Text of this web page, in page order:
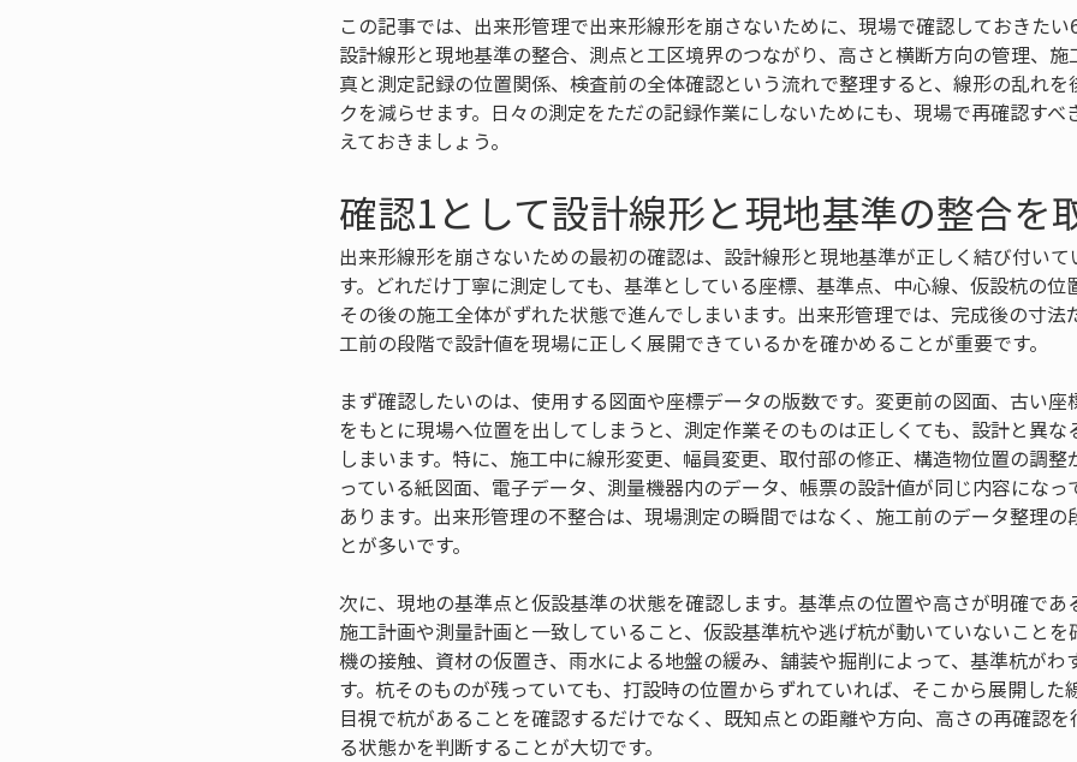
この記事では、出来形管理で出来形線形を崩さないために、現場で確認しておきた
設計線形と現地基準の整合、測点と工区境界のつながり、高さと横断方向の管理、
真と測定記録の位置関係、検査前の全体確認という流れで整理すると、線形の乱れ
クを減らせます。日々の測定をただの記録作業にしないためにも、現場で再確認す
えておきましょう。
確認1として設計線形と現地基準の整合を
出来形線形を崩さないための最初の確認は、設計線形と現地基準が正しく結び付い
す。どれだけ丁寧に測定しても、基準としている座標、基準点、中心線、仮設杭の
その後の施工全体がずれた状態で進んでしまいます。出来形管理では、完成後の寸
工前の段階で設計値を現場に正しく展開できているかを確かめることが重要です。
まず確認したいのは、使用する図面や座標データの版数です。変更前の図面、古い
をもとに現場へ位置を出してしまうと、測定作業そのものは正しくても、設計と異
しまいます。特に、施工中に線形変更、幅員変更、取付部の修正、構造物位置の調
っている紙図面、電子データ、測量機器内のデータ、帳票の設計値が同じ内容にな
あります。出来形管理の不整合は、現場測定の瞬間ではなく、施工前のデータ整理
とが多いです。
次に、現地の基準点と仮設基準の状態を確認します。基準点の位置や高さが明確で
施工計画や測量計画と一致していること、仮設基準杭や逃げ杭が動いていないこと
機の接触、資材の仮置き、雨水による地盤の緩み、舗装や掘削によって、基準杭がわ
す。杭そのものが残っていても、打設時の位置からずれていれば、そこから展開した
目視で杭があることを確認するだけでなく、既知点との距離や方向、高さの再確認
る状態かを判断することが大切です。